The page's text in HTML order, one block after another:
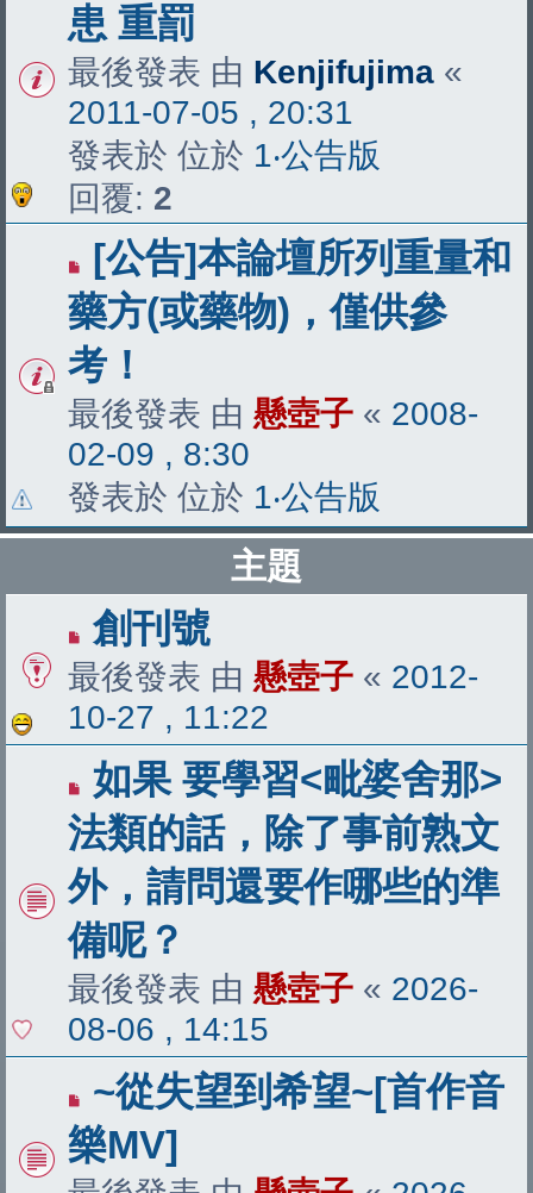
患 重罰
最後發表 由 Kenjifujima «
2011-07-05 , 20:31
發表於 位於 1‧公告版
回覆: 2
[公告]本論壇所列重量和
藥方(或藥物)，僅供參
考！
最後發表 由 懸壺子 « 2008-
02-09 , 8:30
發表於 位於 1‧公告版
主題
創刊號
最後發表 由 懸壺子 « 2012-
10-27 , 11:22
如果 要學習<毗婆舍那>
法類的話，除了事前熟文
外，請問還要作哪些的準
備呢？
最後發表 由 懸壺子 « 2026-
08-06 , 14:15
~從失望到希望~[首作音
樂MV]